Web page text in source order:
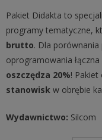
Pakiet Didakta to
programy tematyczne,
brutto. Dla porównania
oprogramowania łączna
oszczędza 20%!
stanowisk w obrębie
Wydawnictwo: Silcom